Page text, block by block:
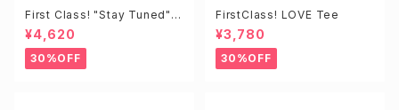
First Class! "Stay Tuned"T
EE
¥4,620
30%OFF
FirstClass! LOVE Tee
¥3,780
30%OFF